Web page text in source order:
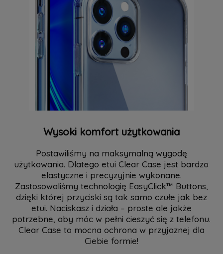
Wysoki komfort użytkowania
Postawiliśmy na maksymalną wygodę
użytkowania. Dlatego etui Clear Case jest bardzo
elastyczne i precyzyjnie wykonane.
Zastosowaliśmy technologię EasyClick™ Buttons,
dzięki której przyciski są tak samo czułe jak bez
etui. Naciskasz i działa – proste ale jakże
potrzebne, aby móc w pełni cieszyć się z telefonu.
Clear Case to mocna ochrona w przyjaznej dla
Ciebie formie!